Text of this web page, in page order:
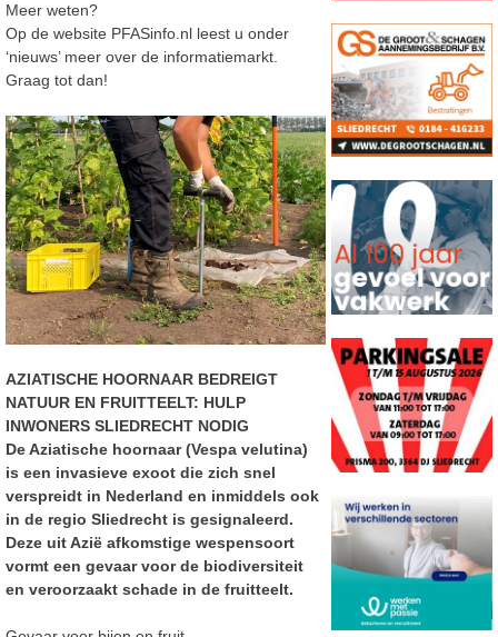
Meer weten?
Op de website PFASinfo.nl leest u onder
‘nieuws’ meer over de informatiemarkt.
Graag tot dan!
AZIATISCHE HOORNAAR BEDREIGT
NATUUR EN FRUITTEELT: HULP
INWONERS SLIEDRECHT NODIG
De Aziatische hoornaar (Vespa velutina)
is een invasieve exoot die zich snel
verspreidt in Nederland en inmiddels ook
in de regio Sliedrecht is gesignaleerd.
Deze uit Azië afkomstige wespensoort
vormt een gevaar voor de biodiversiteit
en veroorzaakt schade in de fruitteelt.